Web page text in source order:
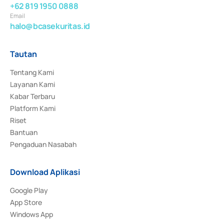
+62 819 1950 0888
Email
halo@bcasekuritas.id
Tautan
Tentang Kami
Layanan Kami
Kabar Terbaru
Platform Kami
Riset
Bantuan
Pengaduan Nasabah
Download Aplikasi
Google Play
App Store
Windows App